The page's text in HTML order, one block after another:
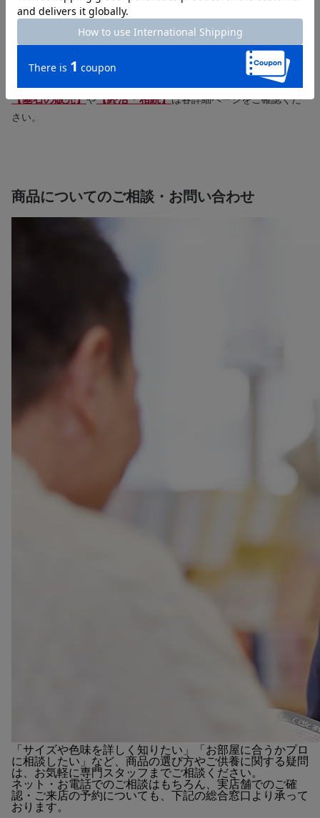
樹木葬・墓じまい・法事ギフト・仏花の定期便・ご相続のサポー
ト・遺品整理まで、一生涯のパートナーとしてお客様のお悩みに
寄り添い、ご供養に関する様々なご要望にお応えします。
直営店130店舗以上の「はせがわ」にぜひご相談ください。
【墓石の販売】や【終活・相続】は各詳細ページをご確認くだ
さい。
商品についてのご相談・お問い合わせ
「サイズや色味を詳しく知りたい」「お部屋に合うかプロ
に相談したい」など、商品の選び方やご供養に関する疑問
は、お気軽に専門スタッフまでご相談ください。
ネット・お電話でのご相談はもちろん、実店舗でのご確
認・ご来店の予約についても、下記の総合窓口より承って
おります。